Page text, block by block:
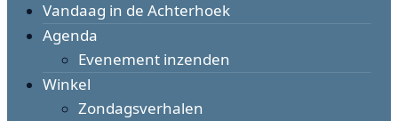
Vandaag in de Achterhoek
Agenda
Evenement inzenden
Winkel
Zondagsverhalen